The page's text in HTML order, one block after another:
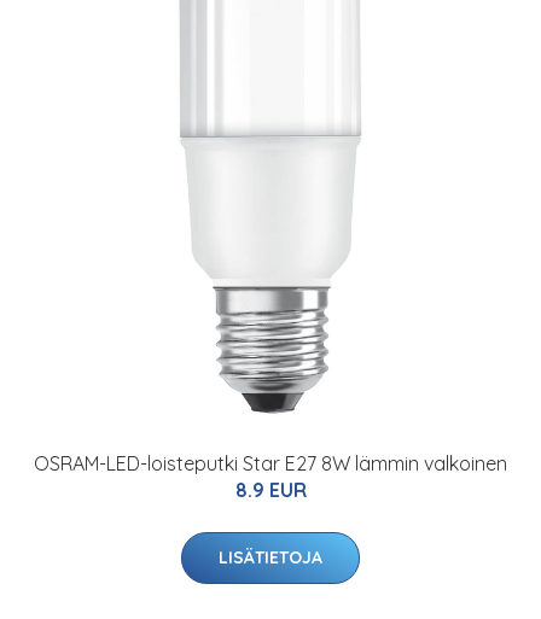
OSRAM-LED-loisteputki Star E27 8W lämmin valkoinen
8.9 EUR
LISÄTIETOJA